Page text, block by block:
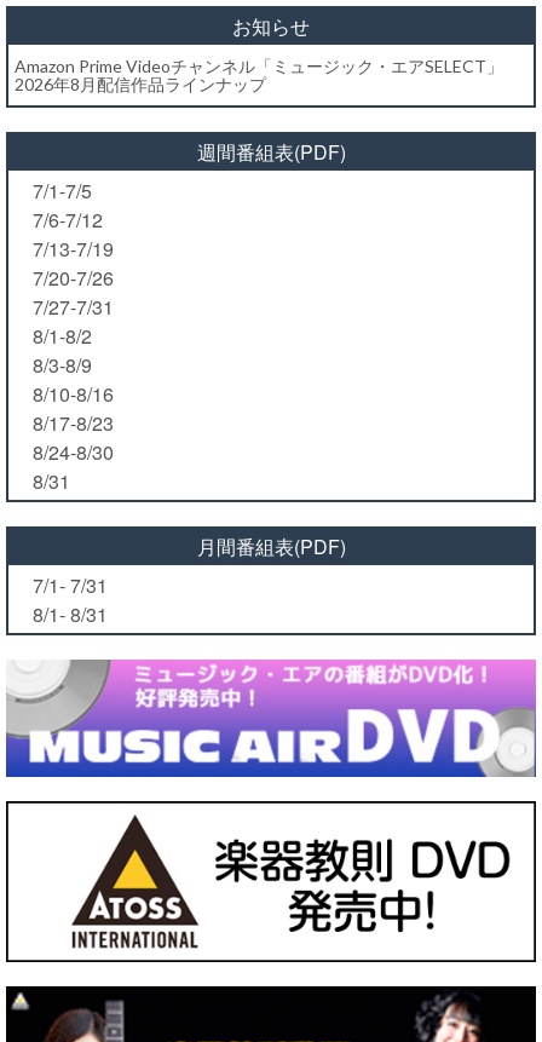
お知らせ
Amazon Prime Videoチャンネル「ミュージック・エアSELECT」
2026年8月配信作品ラインナップ
週間番組表(PDF)
7/1-7/5
7/6-7/12
7/13-7/19
7/20-7/26
7/27-7/31
8/1-8/2
8/3-8/9
8/10-8/16
8/17-8/23
8/24-8/30
8/31
月間番組表(PDF)
7/1- 7/31
8/1- 8/31